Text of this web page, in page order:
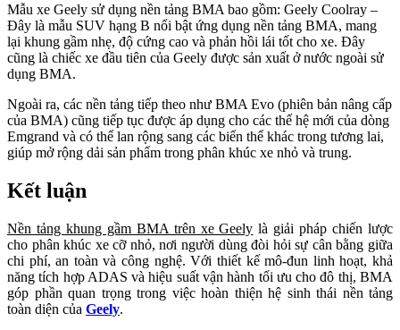
Mẫu xe Geely sử dụng nền tảng BMA bao gồm: Geely Coolray –
Đây là mẫu SUV hạng B nổi bật ứng dụng nền tảng BMA, mang
lại khung gầm nhẹ, độ cứng cao và phản hồi lái tốt cho xe. Đây
cũng là chiếc xe đầu tiên của Geely được sản xuất ở nước ngoài sử
dụng BMA.
Ngoài ra, các nền tảng tiếp theo như BMA Evo (phiên bản nâng cấp
của BMA) cũng tiếp tục được áp dụng cho các thế hệ mới của dòng
Emgrand và có thể lan rộng sang các biến thể khác trong tương lai,
giúp mở rộng dải sản phẩm trong phân khúc xe nhỏ và trung.
Kết luận
Nền tảng khung gầm BMA trên xe Geely là giải pháp chiến lược
cho phân khúc xe cỡ nhỏ, nơi người dùng đòi hỏi sự cân bằng giữa
chi phí, an toàn và công nghệ. Với thiết kế mô-đun linh hoạt, khả
năng tích hợp ADAS và hiệu suất vận hành tối ưu cho đô thị, BMA
góp phần quan trọng trong việc hoàn thiện hệ sinh thái nền tảng
toàn diện của Geely.